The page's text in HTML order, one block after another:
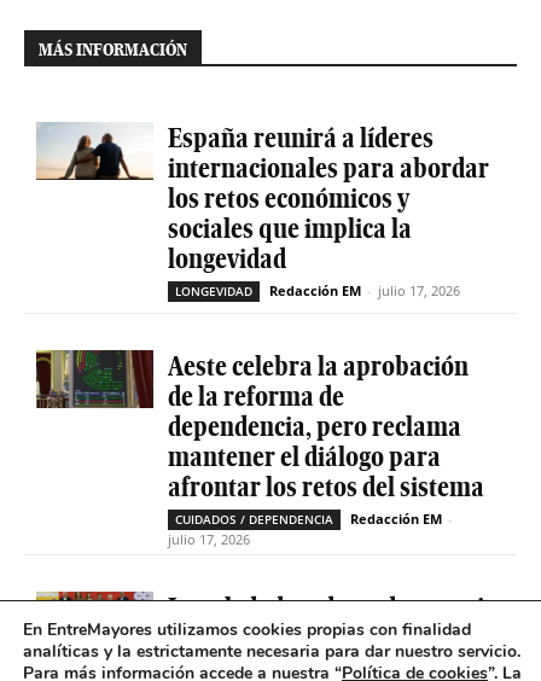
MÁS INFORMACIÓN
España reunirá a líderes
internacionales para abordar
los retos económicos y
sociales que implica la
longevidad
LONGEVIDAD Redacción EM - julio 17, 2026
Aeste celebra la aprobación
de la reforma de
dependencia, pero reclama
mantener el diálogo para
afrontar los retos del sistema
CUIDADOS / DEPENDENCIA Redacción EM -
julio 17, 2026
La soledad no deseada es casi
cinco veces superior entre
personas que tienen
En EntreMayores utilizamos cookies propias con finalidad
analíticas y la estrictamente necesaria para dar nuestro servicio.
Para más información accede a nuestra “Política de cookies”. La